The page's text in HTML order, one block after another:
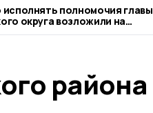
полномочия главы
на
района